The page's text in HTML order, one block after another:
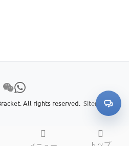
トップ
All rights reserved. Sitemap